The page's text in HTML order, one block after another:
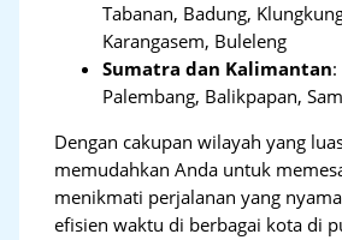
Tabanan, Badung,
Karangasem, Buleleng
Sumatra dan Kalimantan
Palembang, Balikpapan,
Dengan cakupan wilayah yang
memudahkan Anda untuk
menikmati perjalanan yang
efisien waktu di berbagai kota di